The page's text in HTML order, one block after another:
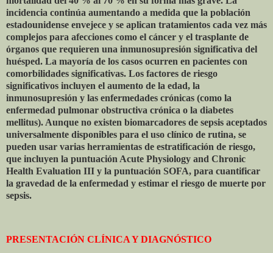
incidencia continúa aumentando a medida que la población
estadounidense envejece y se aplican tratamientos cada vez más
complejos para afecciones como el cáncer y el trasplante de
órganos que requieren una inmunosupresión significativa del
huésped. La mayoría de los casos ocurren en pacientes con
comorbilidades significativas. Los factores de riesgo
significativos incluyen el aumento de la edad, la
inmunosupresión y las enfermedades crónicas (como la
enfermedad pulmonar obstructiva crónica o la diabetes
mellitus). Aunque no existen biomarcadores de sepsis aceptados
universalmente disponibles para el uso clínico de rutina, se
pueden usar varias herramientas de estratificación de riesgo,
que incluyen la puntuación Acute Physiology and Chronic
Health Evaluation III y la puntuación SOFA, para cuantificar
la gravedad de la enfermedad y estimar el riesgo de muerte por
sepsis.
PRESENTACIÓN CLÍNICA Y DIAGNÓSTICO